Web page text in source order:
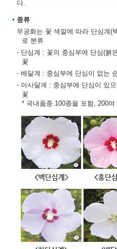
다.
종류
무궁화는 꽃 색깔에 따라 단심계(
로 분류
- 단심계 : 꽃의 중심부에 단심(붉
꽃
- 배달계 : 중심부에 단심이 없는
- 아사달계 : 중심부에 단심이 있
꽃
* 국내품종 100종을 포함, 200여